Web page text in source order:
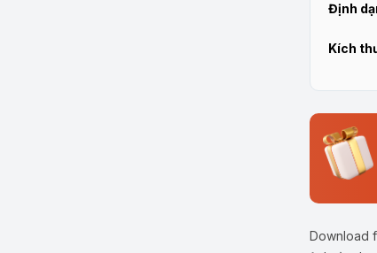
Định
Kích
Download